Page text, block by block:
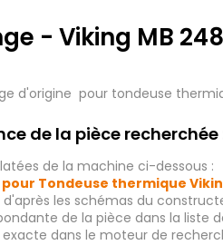
- Viking MB
d'origine pour tondeuse
de la pièce recherchée
de la machine ci-dessous :
Tondeuse thermique
les schémas du
de la pièce dans la liste
exacte dans le moteur de